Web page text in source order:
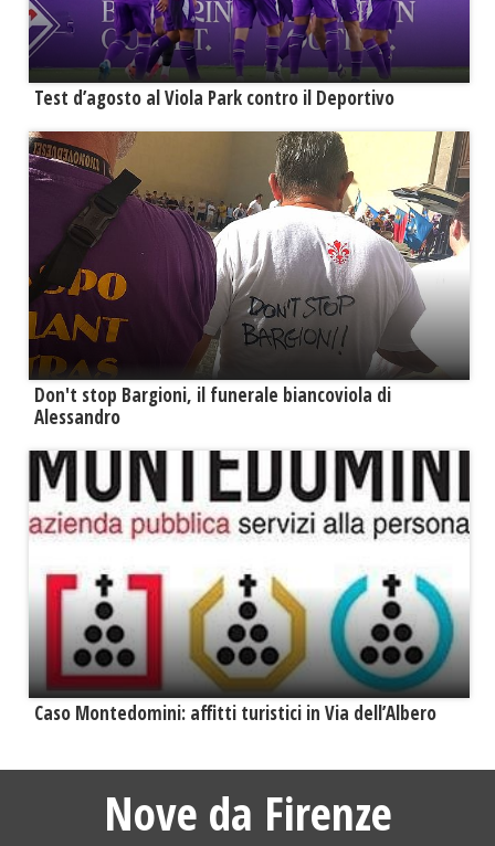
Test d’agosto al Viola Park contro il Deportivo
Don't stop Bargioni, il funerale biancoviola di
Alessandro
Caso Montedomini: affitti turistici in Via dell’Albero
Nove da Firenze